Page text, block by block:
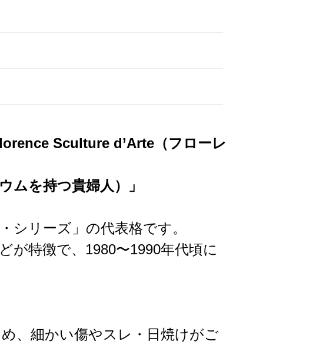
Sculture d’Arte（フローレ
を持つ貴婦人）」
シリーズ」の代表格です。
が特徴で、1980〜1990年代頃に
、細かい傷やスレ・日焼けがご